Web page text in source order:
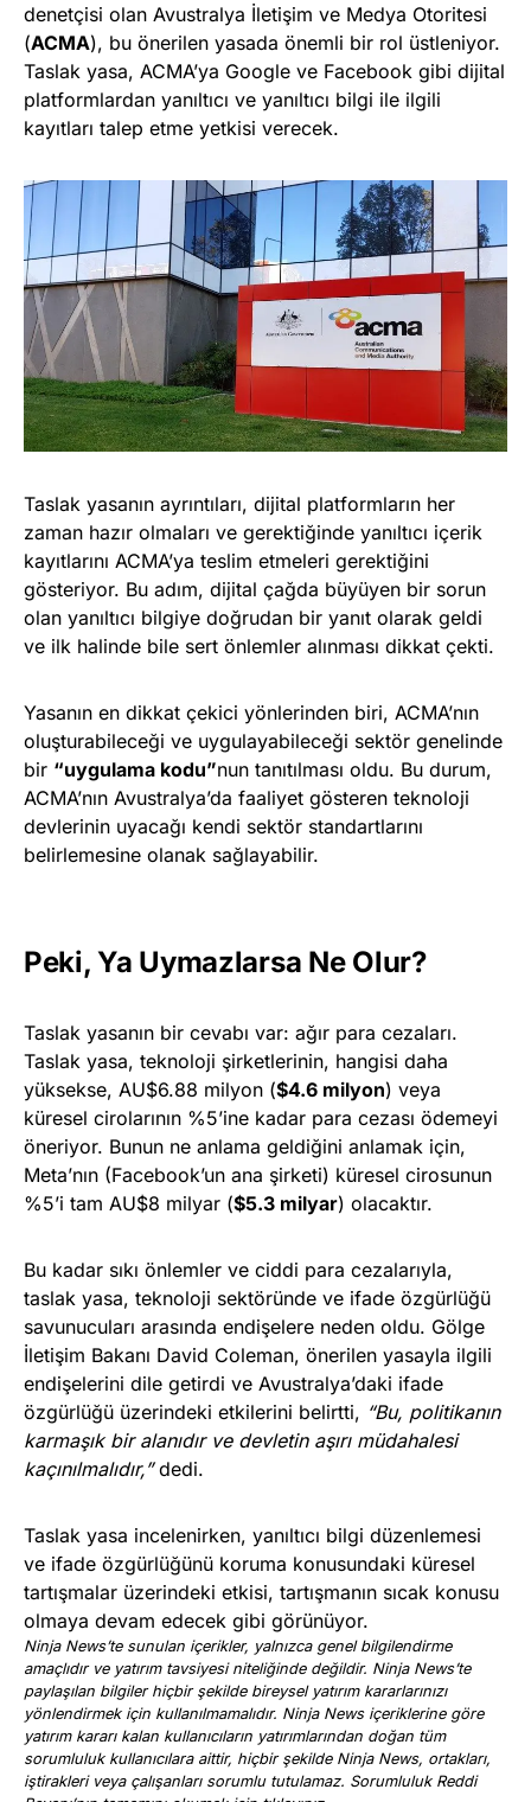
denetçisi olan Avustralya İletişim ve Medya Otoritesi
(ACMA), bu önerilen yasada önemli bir rol üstleniyor.
Taslak yasa, ACMA’ya Google ve Facebook gibi dijital
platformlardan yanıltıcı ve yanıltıcı bilgi ile ilgili
kayıtları talep etme yetkisi verecek.
Taslak yasanın ayrıntıları, dijital platformların her
zaman hazır olmaları ve gerektiğinde yanıltıcı içerik
kayıtlarını ACMA’ya teslim etmeleri gerektiğini
gösteriyor. Bu adım, dijital çağda büyüyen bir sorun
olan yanıltıcı bilgiye doğrudan bir yanıt olarak geldi
ve ilk halinde bile sert önlemler alınması dikkat çekti.
Yasanın en dikkat çekici yönlerinden biri, ACMA’nın
oluşturabileceği ve uygulayabileceği sektör genelinde
bir “uygulama kodu”nun tanıtılması oldu. Bu durum,
ACMA’nın Avustralya’da faaliyet gösteren teknoloji
devlerinin uyacağı kendi sektör standartlarını
belirlemesine olanak sağlayabilir.
Peki, Ya Uymazlarsa Ne Olur?
Taslak yasanın bir cevabı var: ağır para cezaları.
Taslak yasa, teknoloji şirketlerinin, hangisi daha
yüksekse, AU$6.88 milyon ($4.6 milyon) veya
küresel cirolarının %5’ine kadar para cezası ödemeyi
öneriyor. Bunun ne anlama geldiğini anlamak için,
Meta’nın (Facebook’un ana şirketi) küresel cirosunun
%5’i tam AU$8 milyar ($5.3 milyar) olacaktır.
Bu kadar sıkı önlemler ve ciddi para cezalarıyla,
taslak yasa, teknoloji sektöründe ve ifade özgürlüğü
savunucuları arasında endişelere neden oldu. Gölge
İletişim Bakanı David Coleman, önerilen yasayla ilgili
endişelerini dile getirdi ve Avustralya’daki ifade
özgürlüğü üzerindeki etkilerini belirtti, “Bu, politikanın
karmaşık bir alanıdır ve devletin aşırı müdahalesi
kaçınılmalıdır,”dedi.
Taslak yasa incelenirken, yanıltıcı bilgi düzenlemesi
ve ifade özgürlüğünü koruma konusundaki küresel
tartışmalar üzerindeki etkisi, tartışmanın sıcak konusu
olmaya devam edecek gibi görünüyor.
Ninja News’te sunulan içerikler, yalnızca genel bilgilendirme
amaçlıdır ve yatırım tavsiyesi niteliğinde değildir. Ninja News’te
paylaşılan bilgiler hiçbir şekilde bireysel yatırım kararlarınızı
yönlendirmek için kullanılmamalıdır. Ninja News içeriklerine göre
yatırım kararı kalan kullanıcıların yatırımlarından doğan tüm
sorumluluk kullanıcılara aittir, hiçbir şekilde Ninja News, ortakları,
iştirakleri veya çalışanları sorumlu tutulamaz. Sorumluluk Reddi